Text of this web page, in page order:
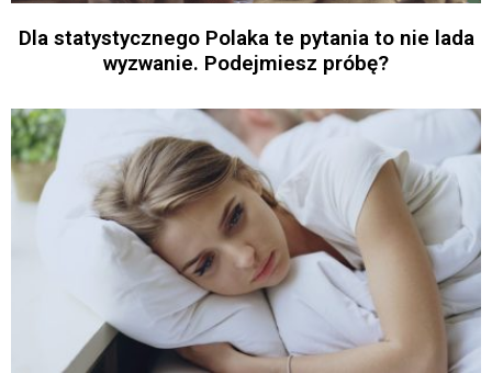
Dla statystycznego Polaka te pytania to nie lada
wyzwanie. Podejmiesz próbę?